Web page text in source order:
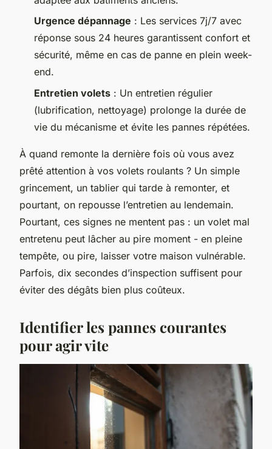
Urgence dépannage : Les services 7j/7 avec
réponse sous 24 heures garantissent confort et
sécurité, même en cas de panne en plein week-
end.
Entretien volets : Un entretien régulier
(lubrification, nettoyage) prolonge la durée de
vie du mécanisme et évite les pannes répétées.
À quand remonte la dernière fois où vous avez
prêté attention à vos volets roulants ? Un simple
grincement, un tablier qui tarde à remonter, et
pourtant, on repousse l’entretien au lendemain.
Pourtant, ces signes ne mentent pas : un volet mal
entretenu peut lâcher au pire moment - en pleine
tempête, ou pire, laisser votre maison vulnérable.
Parfois, dix secondes d’inspection suffisent pour
éviter des dégâts bien plus coûteux.
Identifier les pannes courantes
pour agir vite